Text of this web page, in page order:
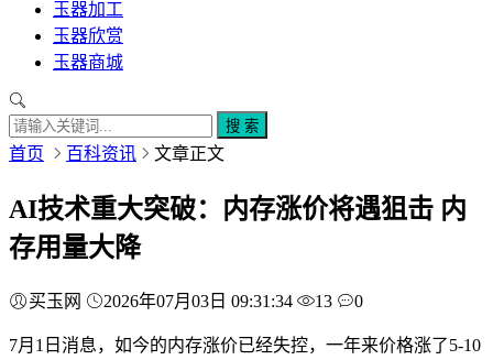
玉器加工
玉器欣赏
玉器商城
搜 索
首页 百科资讯 文章正文
AI技术重大突破：内存涨价将遇狙击 内
存用量大降
买玉网 2026年07月03日 09:31:34 13 0
7月1日消息，如今的内存涨价已经失控，一年来价格涨了5-10